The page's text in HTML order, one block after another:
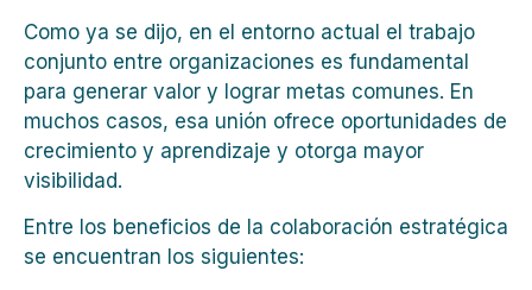
Como ya se dijo, en el entorno actual el trabajo
conjunto entre organizaciones es fundamental
para generar valor y lograr metas comunes. En
muchos casos, esa unión ofrece oportunidades de
crecimiento y aprendizaje y otorga mayor
visibilidad.
Entre los beneficios de la colaboración estratégica
se encuentran los siguientes: